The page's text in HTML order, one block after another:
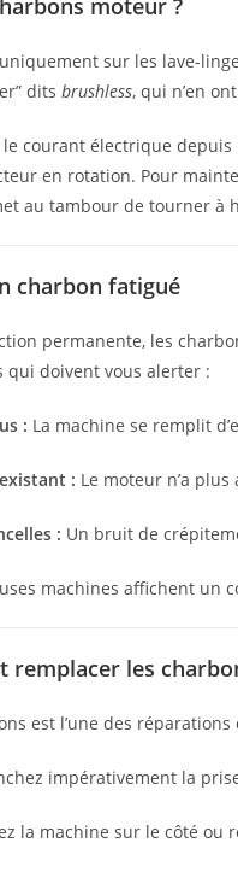
sur les lave-
dits brushless, qui n’en
courant électrique
en rotation. Pour
au tambour de tourner à
charbon fatigué
permanente, les
qui doivent vous alerter :
: La machine se remplit
: Le moteur n’a
: Un bruit de
machines affichent un
les
est l’une des
impérativement la
la machine sur le côté